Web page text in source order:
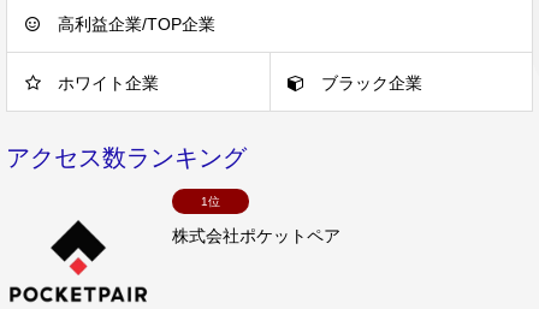
高利益企業/TOP企業
ホワイト企業 ブラック企業
アクセス数ランキング
1位
株式会社ポケットペア